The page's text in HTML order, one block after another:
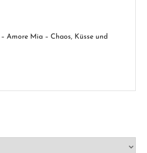
Amore Mia – Chaos, Küsse und